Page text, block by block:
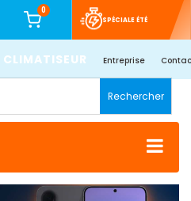
0
SPÉCIALE ÉTÉ
CLIMATISEUR Entreprise
Rechercher